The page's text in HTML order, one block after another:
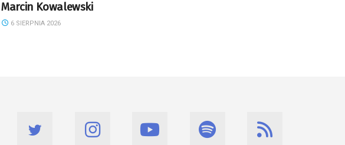
Marcin Kowalewski
6 SIERPNIA 2026